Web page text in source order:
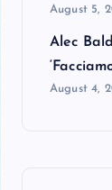
August 5,
Alec
August 4,